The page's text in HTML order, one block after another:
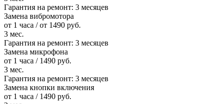
Гарантия на ремонт: 3 месяцев
Замена вибромотора
от 1 часа / от 1490 руб.
3 мес.
Гарантия на ремонт: 3 месяцев
Замена микрофона
от 1 часа / 1490 руб.
3 мес.
Гарантия на ремонт: 3 месяцев
Замена кнопки включения
от 1 часа / 1490 руб.